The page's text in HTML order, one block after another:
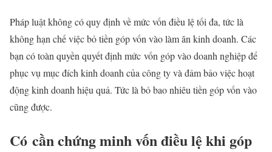
Pháp luật không có quy định về mức vốn điều lệ tối đa, tức là
không hạn chế việc bỏ tiền góp vốn vào làm ăn kinh doanh. Các
bạn có toàn quyền quyết định mức vốn góp vào doanh nghiệp để
phục vụ mục đích kinh doanh của công ty và đảm bảo việc hoạt
động kinh doanh hiệu quả. Tức là bỏ bao nhiêu tiền góp vốn vào
cũng được.
Có cần chứng minh vốn điều lệ khi góp